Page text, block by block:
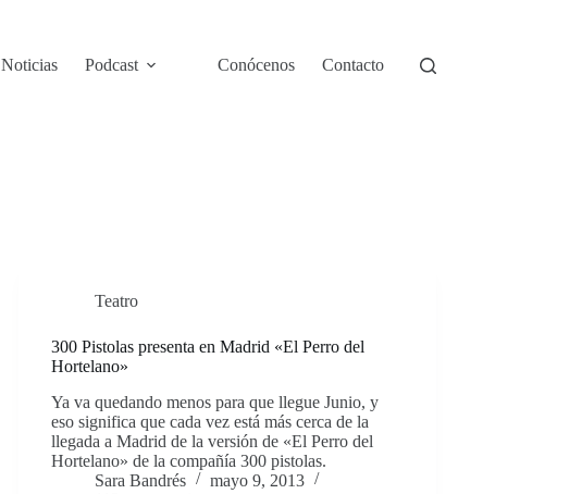
Noticias Podcast Conócenos Contacto
Teatro
300 Pistolas presenta en Madrid «El Perro del
Hortelano»
Ya va quedando menos para que llegue Junio, y
eso significa que cada vez está más cerca de la
llegada a Madrid de la versión de «El Perro del
Hortelano» de la compañía 300 pistolas.
Sara Bandrés
mayo 9, 2013